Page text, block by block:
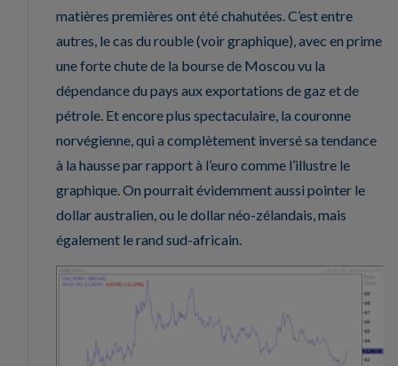
matières premières ont été chahutées. C’est entre
autres, le cas du rouble (voir graphique), avec en prime
une forte chute de la bourse de Moscou vu la
dépendance du pays aux exportations de gaz et de
pétrole. Et encore plus spectaculaire, la couronne
norvégienne, qui a complètement inversé sa tendance
à la hausse par rapport à l’euro comme l’illustre le
graphique. On pourrait évidemment aussi pointer le
dollar australien, ou le dollar néo-zélandais, mais
également le rand sud-africain.